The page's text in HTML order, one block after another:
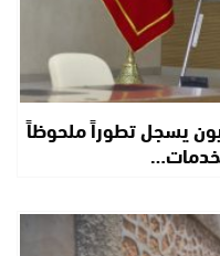
يسجل تطوراً ملحوظاً